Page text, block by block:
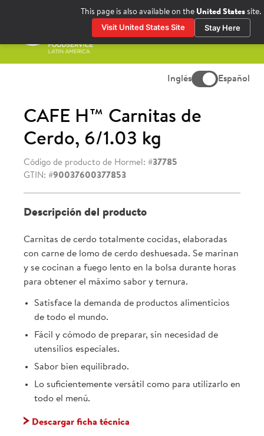
This page is also available on the United States site.
Visit United States Site Stay Here
Menú
Inglés Español
CAFE H™ Carnitas de
Cerdo, 6/1.03 kg
Código de producto de Hormel: #37785
GTIN: #90037600377853
Descripción del producto
Carnitas de cerdo totalmente cocidas, elaboradas
con carne de lomo de cerdo deshuesada. Se marinan
y se cocinan a fuego lento en la bolsa durante horas
para obtener el máximo sabor y ternura.
Satisface la demanda de productos alimenticios
de todo el mundo.
Fácil y cómodo de preparar, sin necesidad de
utensilios especiales.
Sabor bien equilibrado.
Lo suficientemente versátil como para utilizarlo en
todo el menú.
Descargar ficha técnica